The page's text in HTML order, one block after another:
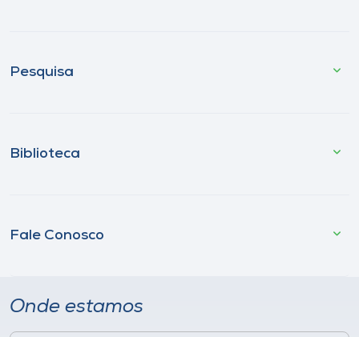
Pesquisa
Biblioteca
Fale Conosco
Onde estamos